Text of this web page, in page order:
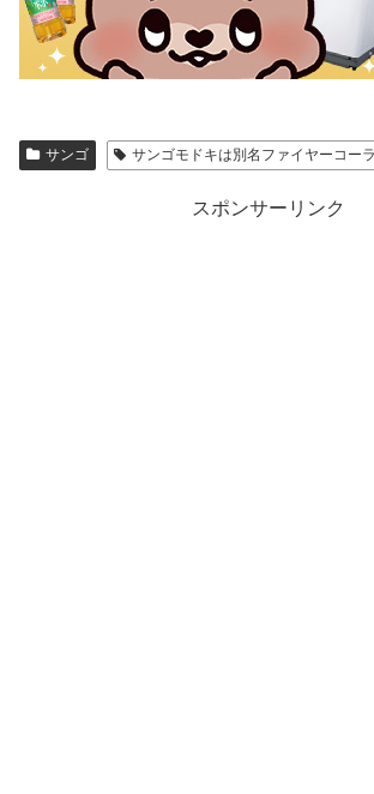
サンゴ サンゴモドキは別名ファイヤーコー
スポンサーリンク